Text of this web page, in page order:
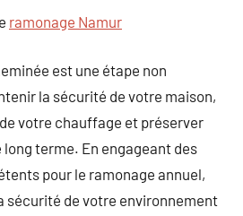
ramonage Namur
est une étape non
la sécurité de votre maison,
votre chauffage et préserver
terme. En engageant des
pour le ramonage annuel,
sécurité de votre environnement